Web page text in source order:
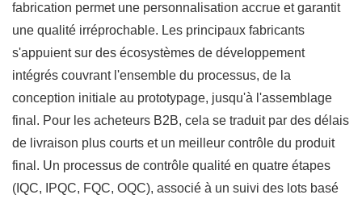
fabrication permet une personnalisation accrue et garantit
une qualité irréprochable. Les principaux fabricants
s'appuient sur des écosystèmes de développement
intégrés couvrant l'ensemble du processus, de la
conception initiale au prototypage, jusqu'à l'assemblage
final. Pour les acheteurs B2B, cela se traduit par des délais
de livraison plus courts et un meilleur contrôle du produit
final. Un processus de contrôle qualité en quatre étapes
(IQC, IPQC, FQC, OQC), associé à un suivi des lots basé